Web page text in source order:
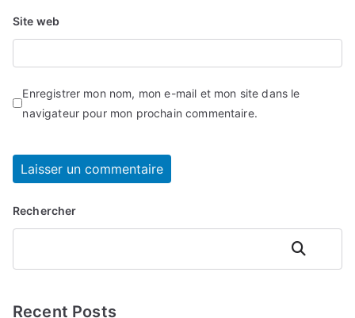
Site web
Enregistrer mon nom, mon e-mail et mon site dans le
navigateur pour mon prochain commentaire.
Rechercher
Rechercher
Recent Posts